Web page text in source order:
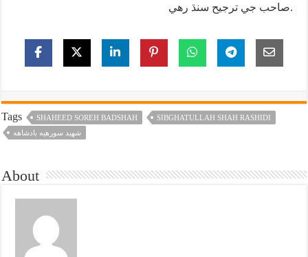
صاحب جي ترجيح سنڌ رهي.
Tags SHAHEED SOREH BADSHAH
SIBGHATULLAH SHAH RASHIDI
شهيد سورهيه بادشاهه
About